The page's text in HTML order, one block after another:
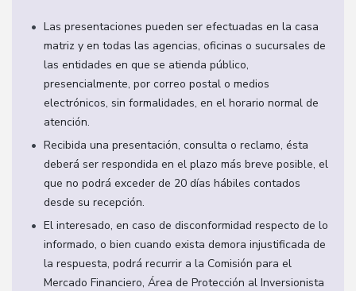
Las presentaciones pueden ser efectuadas en la casa
matriz y en todas las agencias, oficinas o sucursales de
las entidades en que se atienda público,
presencialmente, por correo postal o medios
electrónicos, sin formalidades, en el horario normal de
atención.
Recibida una presentación, consulta o reclamo, ésta
deberá ser respondida en el plazo más breve posible, el
que no podrá exceder de 20 días hábiles contados
desde su recepción.
El interesado, en caso de disconformidad respecto de lo
informado, o bien cuando exista demora injustificada de
la respuesta, podrá recurrir a la Comisión para el
Mercado Financiero, Área de Protección al Inversionista